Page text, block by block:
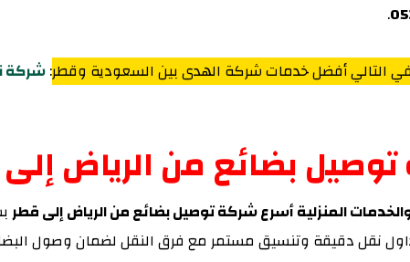
.
التالي أفضل خدمات شركة الهدى بين السعودية وقطر:شركة
بضائع من الرياض
المنزلية أسرع شركة توصيل بضائع من الرياض إلى قطر
نقل دقيقة وتنسيق مستمر مع فرق النقل لضمان وصول